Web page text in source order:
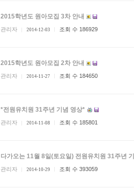
2015학년도 원아모집 3차 안내
관리자 2014-12-03 조회 수 186929
2015학년도 원아모집 2차 안내
관리자 2014-11-27 조회 수 184650
*전원유치원 31주년 기념 영상*
관리자 2014-11-08 조회 수 185801
다가오는 11월 8일(토요일) 전원유치원 31주년
관리자 2014-10-29 조회 수 393059